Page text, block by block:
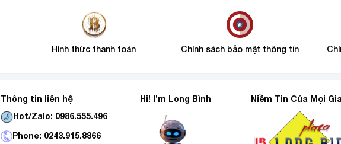
Hình thức thanh toán Chính sách bảo mật thông tin
Thông tin liên hệ
Hot/Zalo: 0986.555.496
Phone: 0243.915.8866
Hi! I’m Long Bình Niềm Tin Của Mọi